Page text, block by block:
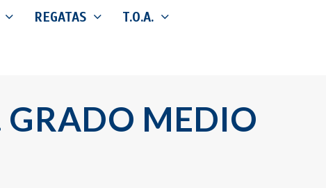
REGATAS T.O.A.
MEDIO